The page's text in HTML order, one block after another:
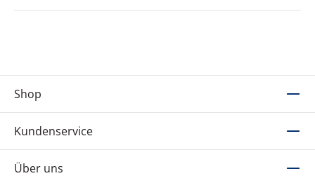
Shop
Kundenservice
Über uns